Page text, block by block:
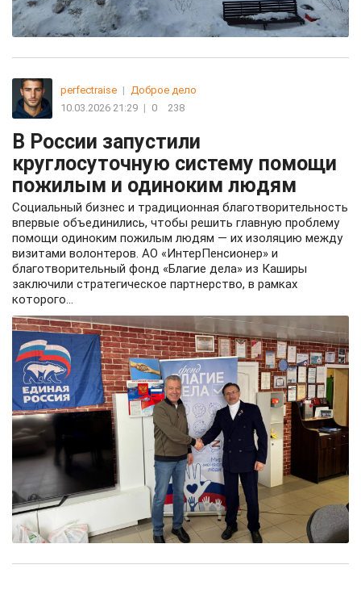
perfectraise | Доброе дело
10.03.2026 21:29 | 0 238
В России запустили
круглосуточную систему помощи
пожилым и одиноким людям
Социальный бизнес и традиционная благотворительность
впервые объединились, чтобы решить главную проблему
помощи одиноким пожилым людям — их изоляцию между
визитами волонтеров. АО «ИнтерПенсионер» и
благотворительный фонд «Благие дела» из Каширы
заключили стратегическое партнерство, в рамках
которого...